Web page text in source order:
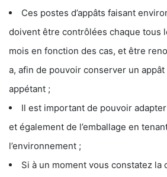
Ces postes d’appâts faisant
doivent être contrôlées chaque tous
mois en fonction des cas, et être
a, afin de pouvoir conserver un
appétant ;
Il est important de pouvoir adapter
et également de l’emballage en
l’environnement ;
Si à un moment vous constatez la